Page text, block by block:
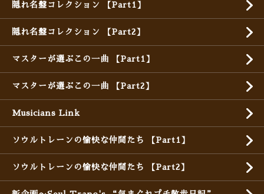
隠れ名盤コレクション 【Part1】
隠れ名盤コレクション 【Part2】
マスターが選ぶこの一曲 【Part1】
マスターが選ぶこの一曲 【Part2】
Musicians Link
ソウルトレーンの愉快な仲間たち 【Part1】
ソウルトレーンの愉快な仲間たち 【Part2】